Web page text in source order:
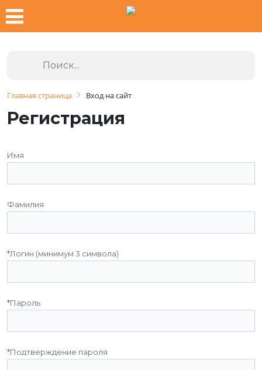
Главная страница Вход на сайт
Регистрация
Имя
Фамилия
*Логин (минимум 3 символа)
*Пароль
*Подтверждение пароля